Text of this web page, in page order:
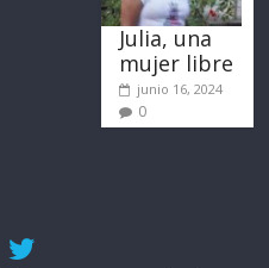
Julia, una
mujer libre
junio 16, 2024
0